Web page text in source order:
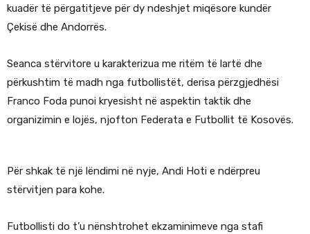
kuadër të përgatitjeve për dy ndeshjet miqësore kundër
Çekisë dhe Andorrës.
Seanca stërvitore u karakterizua me ritëm të lartë dhe
përkushtim të madh nga futbollistët, derisa përzgjedhësi
Franco Foda punoi kryesisht në aspektin taktik dhe
organizimin e lojës, njofton Federata e Futbollit të Kosovës.
Për shkak të një lëndimi në nyje, Andi Hoti e ndërpreu
stërvitjen para kohe.
Futbollisti do t’u nënshtrohet ekzaminimeve nga stafi